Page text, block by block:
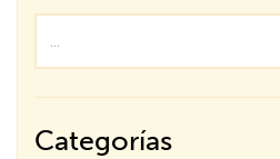
Categorías